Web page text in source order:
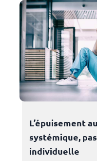
L’épuisement
systémique,
individuelle